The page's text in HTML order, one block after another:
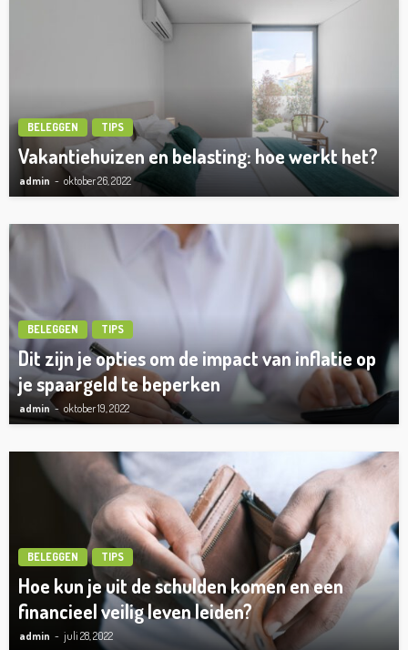
BELEGGEN TIPS
Vakantiehuizen en belasting: hoe werkt het?
admin oktober 26, 2022
BELEGGEN TIPS
Dit zijn je opties om de impact van inflatie op
je spaargeld te beperken
admin oktober 19, 2022
BELEGGEN TIPS
Hoe kun je uit de schulden komen en een
financieel veilig leven leiden?
admin juli 28, 2022